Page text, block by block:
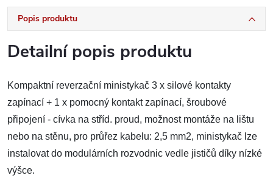
Popis produktu
Detailní popis produktu
Kompaktní reverzační ministykač 3 x silové kontakty
zapínací + 1 x pomocný kontakt zapínací, šroubové
připojení - cívka na stříd. proud, možnost montáže na lištu
nebo na stěnu, pro průřez kabelu: 2,5 mm2, ministykač lze
instalovat do modulárních rozvodnic vedle jističů díky nízké
výšce.